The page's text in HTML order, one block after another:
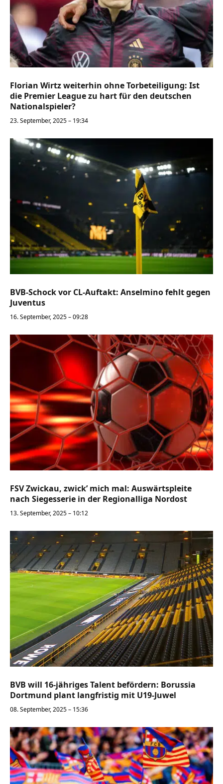
Florian Wirtz weiterhin ohne Torbeteiligung: Ist
die Premier League zu hart für den deutschen
Nationalspieler?
23. September, 2025 – 19:34
BVB-Schock vor CL-Auftakt: Anselmino fehlt gegen
Juventus
16. September, 2025 – 09:28
FSV Zwickau, zwick’ mich mal: Auswärtspleite
nach Siegesserie in der Regionalliga Nordost
13. September, 2025 – 10:12
BVB will 16-jähriges Talent befördern: Borussia
Dortmund plant langfristig mit U19-Juwel
08. September, 2025 – 15:36